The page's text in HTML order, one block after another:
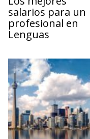
salarios para un
profesional en
Lenguas